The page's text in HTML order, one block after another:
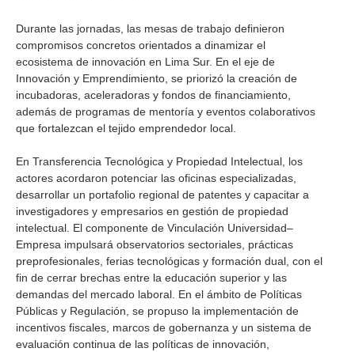
Durante las jornadas, las mesas de trabajo definieron
compromisos concretos orientados a dinamizar el
ecosistema de innovación en Lima Sur. En el eje de
Innovación y Emprendimiento, se priorizó la creación de
incubadoras, aceleradoras y fondos de financiamiento,
además de programas de mentoría y eventos colaborativos
que fortalezcan el tejido emprendedor local.
En Transferencia Tecnológica y Propiedad Intelectual, los
actores acordaron potenciar las oficinas especializadas,
desarrollar un portafolio regional de patentes y capacitar a
investigadores y empresarios en gestión de propiedad
intelectual. El componente de Vinculación Universidad–
Empresa impulsará observatorios sectoriales, prácticas
preprofesionales, ferias tecnológicas y formación dual, con el
fin de cerrar brechas entre la educación superior y las
demandas del mercado laboral. En el ámbito de Políticas
Públicas y Regulación, se propuso la implementación de
incentivos fiscales, marcos de gobernanza y un sistema de
evaluación continua de las políticas de innovación,